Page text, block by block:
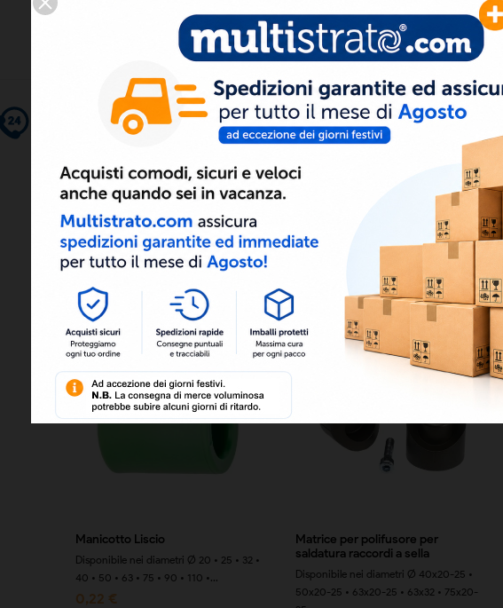
Gomito Liscio 90°
Disponibile nei diametri Ø 20 • 25 • 32 •
40 • 50 • 63 • 75 • 90 • 110 •...
Maschio/Femmina
Disponibile nei diametri Ø 20 • 25 • 32 •
Manicotto Liscio
Disponibile nei diametri Ø 20 • 25 • 32 •
40 • 50 • 63 • 75 • 90 • 110 •...
0,22 €
Matrice per polifusore per
saldatura raccordi a sella
Disponibile nei diametri Ø 40x20-25 •
50x20-25 • 63x20-25 • 63x32 • 75x20-